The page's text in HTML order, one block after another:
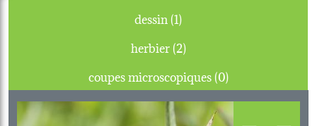
dessin (1)
herbier (2)
coupes microscopiques (0)